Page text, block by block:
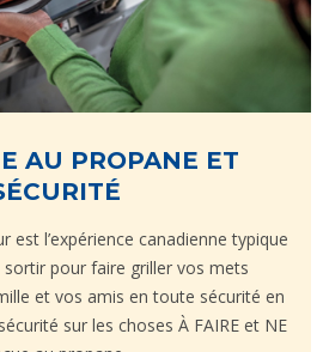
AU PROPANE ET
est l’expérience canadienne typique
sortir pour faire griller vos mets
et vos amis en toute sécurité en
sur les choses À FAIRE et NE